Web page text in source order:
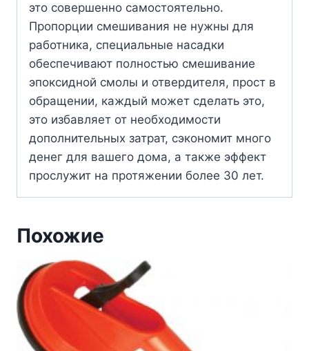
это совершенно самостоятельно.
Пропорции смешивания не нужны для
работника, специальные насадки
обеспечивают полностью смешивание
эпоксидной смолы и отвердителя, прост в
обращении, каждый может сделать это,
это избавляет от необходимости
дополнительных затрат, сэкономит много
денег для вашего дома, а также эффект
прослужит на протяжении более 30 лет.
Похожие